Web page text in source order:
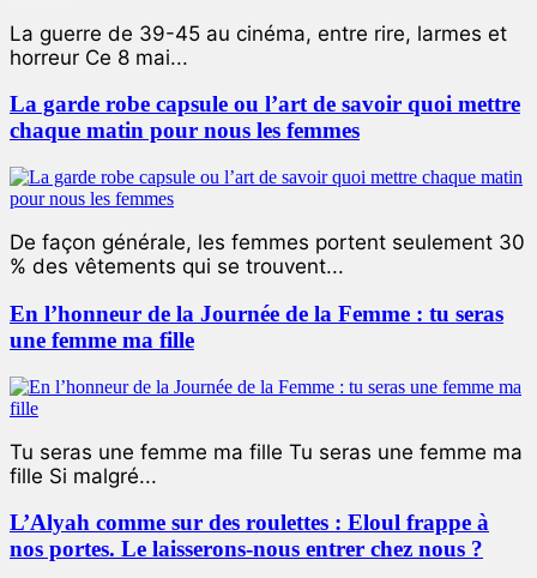
La guerre de 39-45 au cinéma, entre rire, larmes et
horreur Ce 8 mai...
La garde robe capsule ou l’art de savoir quoi mettre
chaque matin pour nous les femmes
De façon générale, les femmes portent seulement 30
% des vêtements qui se trouvent...
En l’honneur de la Journée de la Femme : tu seras
une femme ma fille
Tu seras une femme ma fille Tu seras une femme ma
fille Si malgré...
L’Alyah comme sur des roulettes : Eloul frappe à
nos portes. Le laisserons-nous entrer chez nous ?